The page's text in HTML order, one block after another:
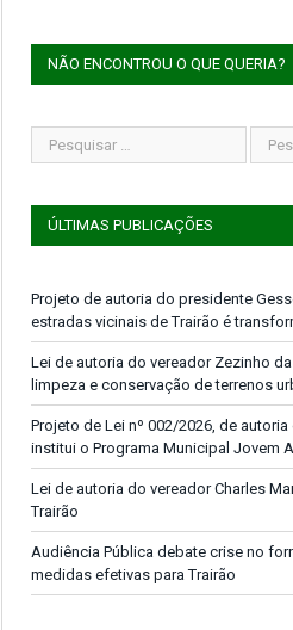
NÃO ENCONTROU O QUE QUERIA?
ÚLTIMAS PUBLICAÇÕES
Projeto de autoria do presidente
estradas vicinais de Trairão é
Lei de autoria do vereador Zezinho
limpeza e conservação de terrenos
Projeto de Lei nº 002/2026, de
institui o Programa Municipal Jovem
Lei de autoria do vereador Charles
Trairão
Audiência Pública debate crise no
medidas efetivas para Trairão